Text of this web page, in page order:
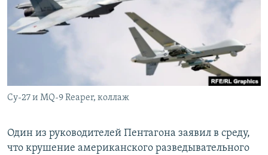
Су-27 и MQ-9 Reaper, коллаж
Один из руководителей Пентагона заявил в среду,
что крушение американского разведывательного